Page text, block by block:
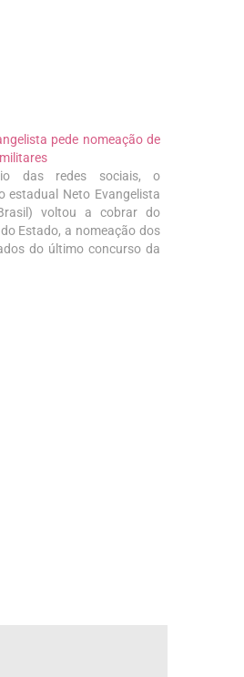
pede nomeação de
das redes sociais, o
estadual Neto Evangelista
voltou a cobrar do
Estado, a nomeação dos
do último concurso da